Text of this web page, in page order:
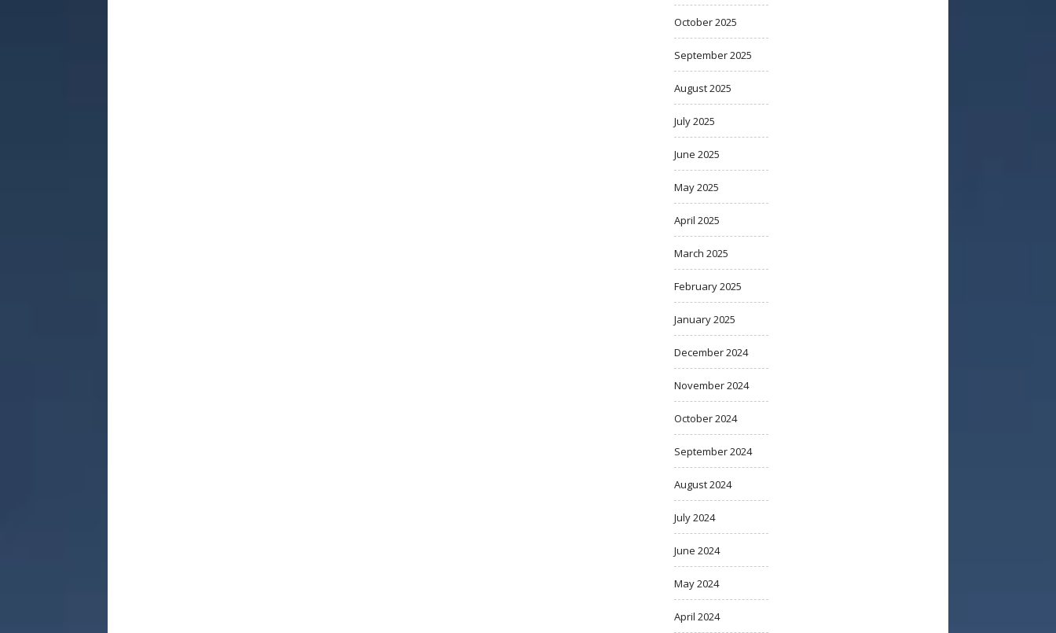
October 2025
September 2025
August 2025
July 2025
June 2025
May 2025
April 2025
March 2025
February 2025
January 2025
December 2024
November 2024
October 2024
September 2024
August 2024
July 2024
June 2024
May 2024
April 2024